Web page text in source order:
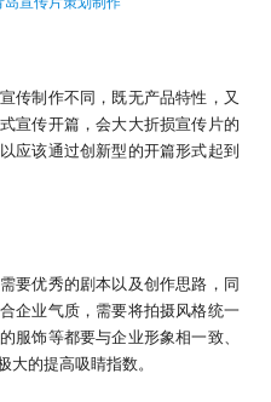
制作不同，既无产品特性，又
宣传开篇，会大大折损宣传片的
应该通过创新型的开篇形式起到
优秀的剧本以及创作思路，同
企业气质，需要将拍摄风格统一
服饰等都要与企业形象相一致、
大的提高吸睛指数。